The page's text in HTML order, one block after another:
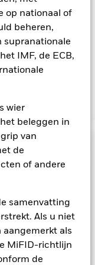
op nationaal of
beheren,
supranationale
IMF, de ECB,
wier
beleggen in
van
de
of andere
samenvatting
Als u niet
aangemerkt als
MiFID-richtlijn
de
de hiermee
37,5% ten
Aangezien de
de
is deze niet in
specifieke
markt-,
effecten
op de
12.976.299.556